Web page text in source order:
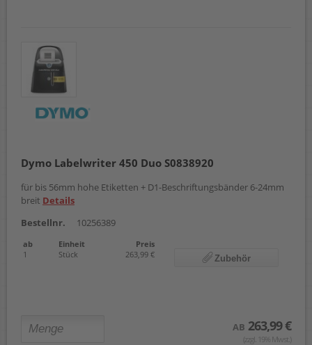
Dymo Labelwriter 450 Duo S0838920
für bis 56mm hohe Etiketten + D1-Beschriftungsbänder 6-24mm
breit Details
Bestellnr.
10256389
ab Einheit
Preis
1
Stück 263,99 € Zubehör
AB 263,99 €
(zzgl. 19% Mwst.)